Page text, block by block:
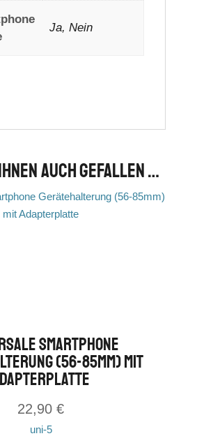
Ja, Nein
auch gefallen …
Smartphone
(56-85mm) mit
22,90€
uni-5